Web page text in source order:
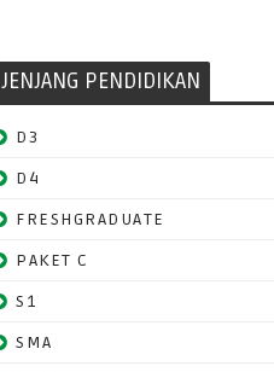
JENJANG PENDIDIKAN
D3
D4
FRESHGRADUATE
PAKET C
S1
SMA